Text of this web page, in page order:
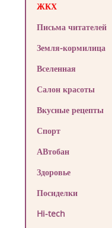
ЖКХ
Письма читателей
Земля-кормилица
Вселенная
Салон красоты
Вкусные рецепты
Спорт
АВтобан
Здоровье
Посиделки
Hi-tech